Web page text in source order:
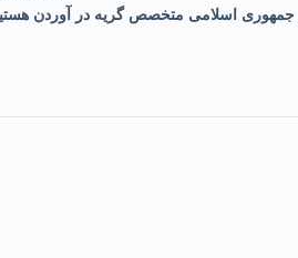
اسلامی متخصص گریه در آوردن